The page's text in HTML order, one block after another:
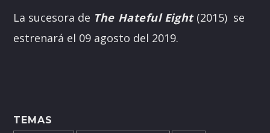
La sucesora de The Hateful Eight(2015) se
estrenará el 09 agosto del 2019.
TEMAS